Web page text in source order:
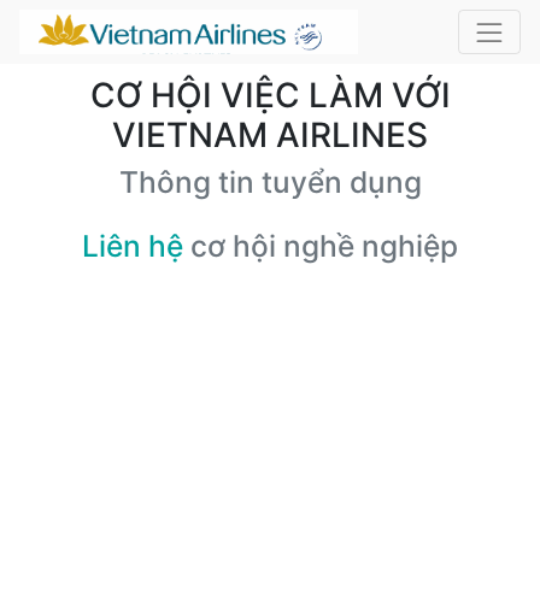
CƠ HỘI VIỆC LÀM VỚI
VIETNAM AIRLINES
Thông tin tuyển dụng
Liên hệ cơ hội nghề nghiệp